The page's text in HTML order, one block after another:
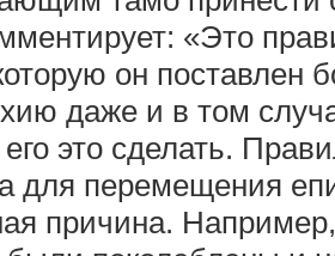
«Это
он поставлен
даже и в том
это сделать.
для перемещения
причина.